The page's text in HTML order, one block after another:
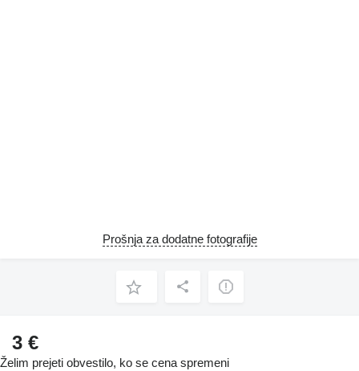
Prošnja za dodatne fotografije
3 €
Želim prejeti obvestilo, ko se cena spremeni